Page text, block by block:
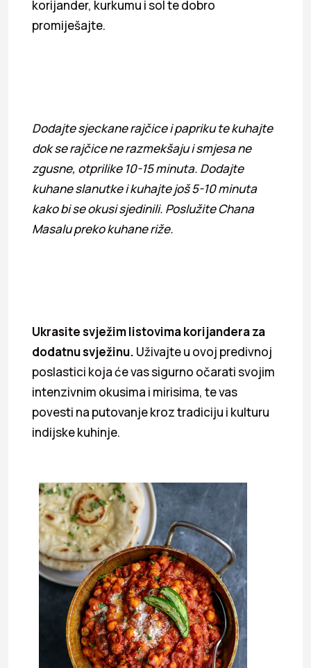
korijander, kurkumu i sol te dobro
promiješajte.
Dodajte sjeckane rajčice i papriku te kuhajte
dok se rajčice ne razmekšaju i smjesa ne
zgusne, otprilike 10-15 minuta. Dodajte
kuhane slanutke i kuhajte još 5-10 minuta
kako bi se okusi sjedinili. Poslužite Chana
Masalu preko kuhane riže.
Ukrasite svježim listovima korijandera za
dodatnu svježinu. Uživajte u ovoj predivnoj
poslastici koja će vas sigurno očarati svojim
intenzivnim okusima i mirisima, te vas
povesti na putovanje kroz tradiciju i kulturu
indijske kuhinje.